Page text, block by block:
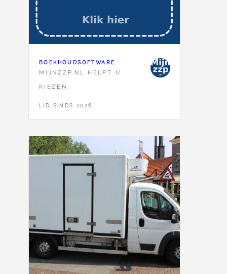
BOEKHOUDSOFTWARE
MIJNZZP.NL HELPT U
KIEZEN
LID SINDS 2026